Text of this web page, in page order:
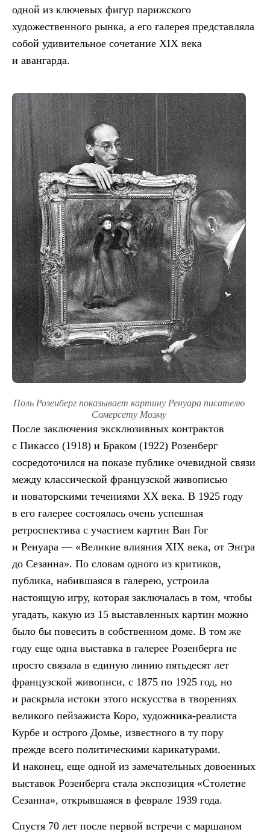
одной из ключевых фигур парижского
художественного рынка, а его галерея представляла
собой удивительное сочетание XIX века
и авангарда.
Поль Розенберг показывает картину Ренуара писателю
Сомерсету Моэму
После заключения эксклюзивных контрактов
с Пикассо (1918) и Браком (1922) Розенберг
сосредоточился на показе публике очевидной связи
между классической французской живописью
и новаторскими течениями ХХ века. В 1925 году
в его галерее состоялась очень успешная
ретроспектива с участием картин Ван Гог
и Ренуара — «Великие влияния XIX века, от Энгра
до Сезанна». По словам одного из критиков,
публика, набившаяся в галерею, устроила
настоящую игру, которая заключалась в том, чтобы
угадать, какую из 15 выставленных картин можно
было бы повесить в собственном доме. В том же
году еще одна выставка в галерее Розенберга не
просто связала в единую линию пятьдесят лет
французской живописи, с 1875 по 1925 год, но
и раскрыла истоки этого искусства в творениях
великого пейзажиста Коро, художника-реалиста
Курбе и острого Домье, известного в ту пору
прежде всего политическими карикатурами.
И наконец, еще одной из замечательных довоенных
выставок Розенберга стала экспозиция «Столетие
Сезанна», открывшаяся в феврале 1939 года.
Спустя 70 лет после первой встречи с маршаном